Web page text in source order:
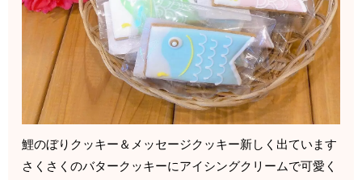
鯉のぼりクッキー＆メッセージクッキー新しく出ています
さくさくのバタークッキーにアイシングクリームで可愛く